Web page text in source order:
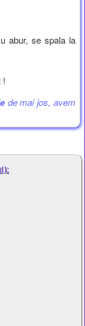
abur, se spala la
!
de mai jos, avem